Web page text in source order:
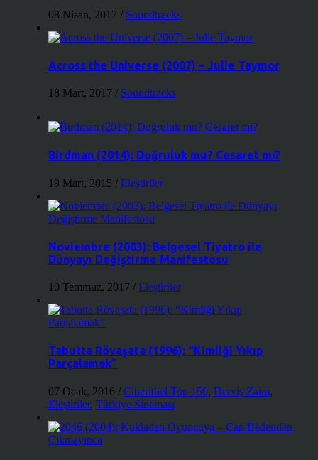
08 Nisan, 2017 / Soundtracks
Across the Universe (2007) – Julie Taymor
18 Mart, 2017 / Soundtracks
Birdman (2014): Doğruluk mu? Cesaret mi?
19 Mart, 2015 / Eleştiriler
Noviembre (2003): Belgesel Tiyatro ile
Dünyayı Değiştirme Manifestosu
10 Temmuz, 2017 / Eleştiriler
Tabutta Rövaşata (1996): “Kimliği Yıkıp
Parçalamak”
07 Ocak, 2016 / Cineritüel Top 150, Derviş Zaim,
Eleştiriler, Türkiye Sineması